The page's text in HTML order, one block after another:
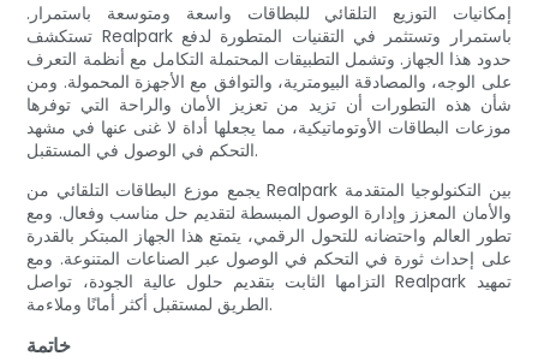
إمكانيات التوزيع التلقائي للبطاقات واسعة ومتوسعة باستمرار.
تستكشف Realpark باستمرار وتستثمر في التقنيات المتطورة لدفع
حدود هذا الجهاز. وتشمل التطبيقات المحتملة التكامل مع أنظمة التعرف
على الوجه، والمصادقة البيومترية، والتوافق مع الأجهزة المحمولة. ومن
شأن هذه التطورات أن تزيد من تعزيز الأمان والراحة التي توفرها
موزعات البطاقات الأوتوماتيكية، مما يجعلها أداة لا غنى عنها في مشهد
التحكم في الوصول في المستقبل.
يجمع موزع البطاقات التلقائي من Realpark بين التكنولوجيا المتقدمة
والأمان المعزز وإدارة الوصول المبسطة لتقديم حل مناسب وفعال. ومع
تطور العالم واحتضانه للتحول الرقمي، يتمتع هذا الجهاز المبتكر بالقدرة
على إحداث ثورة في التحكم في الوصول عبر الصناعات المتنوعة. ومع
التزامها الثابت بتقديم حلول عالية الجودة، تواصل Realpark تمهيد
الطريق لمستقبل أكثر أمانًا وملاءمة.
خاتمة